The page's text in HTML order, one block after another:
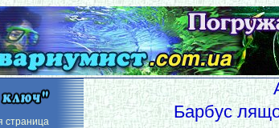
страница
Барбус